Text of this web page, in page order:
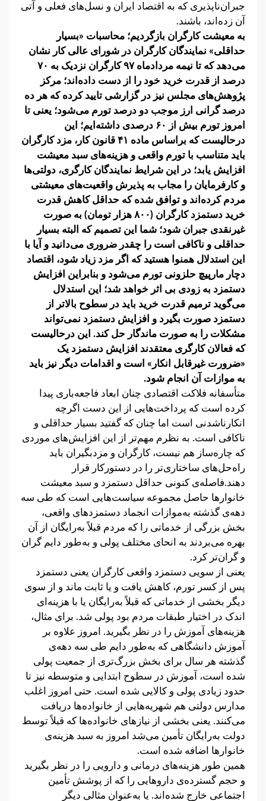
جبران‌ناپذیری که به اقتصاد ایران و نسل‌های فعلی و آتی
آن زده‌اند، باشند.
به معیشت کارگران بازگردیم؛ محاسبات «بسیار
حداقلی» نمایندگان کارگران در شورای عالی کار نشان
می‌دهد که تا نیمه مردادماه ۹۷ کارگران نزدیک به ۷۰
درصد از قدرت خرید خود را از دست داده‌اند؛ مرکز
پژوهش‌های مجلس نیز در گزارشی تایید کرده که هر ده
درصد گرانی ارز موجب دو درصد تورم می‌شود؛ یعنی تا
امروز تورم بیش از ۶۰ درصدی داشته‌ایم؛ این
درحالیست که براساس ماده ۴۱ قانون کار، مزد کارگران
باید متناسب با تورم واقعی و هزینه‌های سبد معیشت
افزایش یابد؛ در این شرایط نمایندگان کارگری، دولتی‌ها
و کارفرمایان را مجاب به پذیرش واقعیت‌های معیشتی
مردم کرده‌اند و توافق شده که حداقل کاهش قدرت
خرید دستمزد کارگران (۸۰۰ هزار تومان) به صورت
غیرنقدی جبران شود؛ شما این تصمیم که البته بسیار
حداقلی و ناکافی است را چقدر ضروری می‌دانید و آیا با
این استدلال همنوا هستید که اگر مزد زیاد شود، اقتصاد
دچار مارپیچ حلزونی تورم می‌شود و بنابراین افزایش
دستمزد به زودی بی اثر خواهد شد؛ این استدلال
می‌گوید ترمیم قدرت خرید باید در سطوح بالاتر از
دستمزد صورت بگیرد و افزایش دستمزد نمی‌تواند
مشکلات را به صورت ماندگار حل کند. این درحالیست
که فعالان کارگری معتقدند افزایش دستمزد یک
«ضرورت غیرقابل انکار» است و اقدامات دیگر نیز باید
به موازات آن انجام شود.
متأسفانه فلاکت اقتصادی چنان ابعاد فاجعه‌باری پیدا
کرده است که پرداخت‌هایی از این دست اگرچه
انکارناشدنی است اما چنان که گفتید بسیار حداقلی و
ناکافی است. به نظرم مهم‌تر از این افزایش‌های موردی
که چاره‌ساز هم نیست، کارگران و مزدبگیران باید
راه‌حل‌های ساختاری‌تر را در دستورکار قرار
دهند.فاصله‌ی کنونی حداقل دستمزد و سبد معیشت
خانوارها حاصل مجموعه سیاست‌هایی است که طی سه
دهه‌ی گذشته به‌موازات انجماد دستمزدهای واقعی،
بخش بزرگی از خدماتی را که مردم قبلاً به‌رایگان از آن
بهره می‌بردند به انحای مختلف پولی و به‌طور دایم گران
و گران‌تر کرد.
یعنی از سویی دستمزد واقعی کارگران یعنی دستمزد
پس از کسر تورم، کاهش یافت و یا ثابت ماند و از سوی
دیگر بخشی از خدماتی که قبلاً به‌رایگان یا با هزینه‌ای
اندک در اختیار طبقات مردم بود پولی شد. برای مثال،
هزینه‌های آموزش را در نظر بگیرید. امروز علاوه بر
آموزش دانشگاهی که به‌طور دایم طی سه دهه‌ی
گذشته هر سال برای بخش بزرگ‌تری از جمعیت پولی
شده است، آموزش در سطوح ابتدایی و متوسطه نیز تا
حدود زیادی پولی و کالایی شده است. حتی امروز اغلب
مدارس دولتی هم شهریه‌هایی از خانواده‌ها دریافت
می‌کنند. یعنی بخشی از نیازهای خانواده‌ها که قبلاً توسط
دولت به‌رایگان تأمین می‌شد امروز به سبد هزینه‌ی
خانوارها اضافه شده است.
همین طور هزینه‌های درمانی و دارویی را در نظر بگیرید
و حجم گسترده‌ی داروهایی را که از پوشش تأمین
اجتماعی خارج شده‌اند. یا به‌عنوان مثالی دیگر